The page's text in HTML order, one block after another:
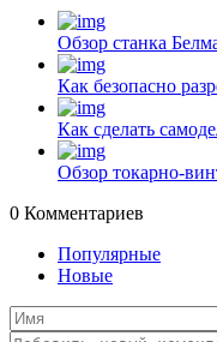
Обзор станка
Как безопасно
Как сделать
Обзор токарно-
0 Комментариев
Популярные
Новые